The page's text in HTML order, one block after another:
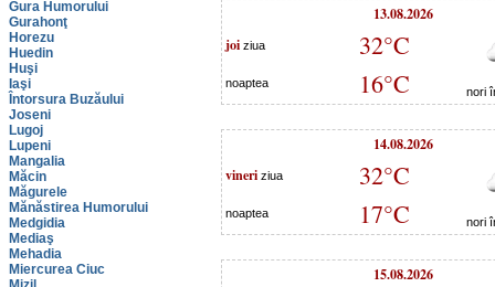
Gura Humorului
Gurahonţ
Horezu
Huedin
Huşi
Iaşi
Întorsura Buzăului
Joseni
Lugoj
Lupeni
Mangalia
Măcin
Măgurele
Mănăstirea Humorului
Medgidia
Mediaş
Mehadia
Miercurea Ciuc
13.08.2026
joi ziua 32°C
nori
noaptea 16°C
14.08.2026
vineri ziua 32°C
nori
noaptea 17°C
15.08.2026